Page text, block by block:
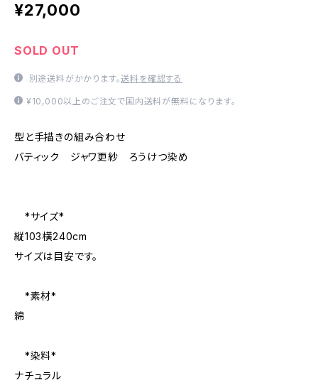
¥27,000
SOLD OUT
別途送料がかかります。送料を確認する
¥10,000以上のご注文で国内送料が無料になります。
型と手描きの組み合わせ
バティック ジャワ更紗 ろうけつ染め
*サイズ*
縦103横240cm
サイズは目安です。
*素材*
綿
*染料*
ナチュラル